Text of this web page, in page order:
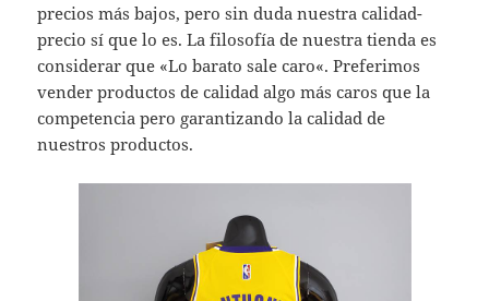
precios más bajos, pero sin duda nuestra calidad-
precio sí que lo es. La filosofía de nuestra tienda es
considerar que «Lo barato sale caro«. Preferimos
vender productos de calidad algo más caros que la
competencia pero garantizando la calidad de
nuestros productos.